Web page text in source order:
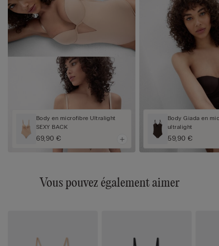
Body en microfibre Ultralight
SEXY BACK
69,90 €
Body Giada en
ultralight
59,90 €
Vous pouvez également aimer